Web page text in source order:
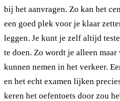
bij het aanvragen. Zo kan het
een goed plek voor je klaar
leggen. Je kunt je zelf altijd
te doen. Zo wordt je alleen
kunnen nemen in het verkeer.
en het echt examen lijken
keren het oefentoets door zou